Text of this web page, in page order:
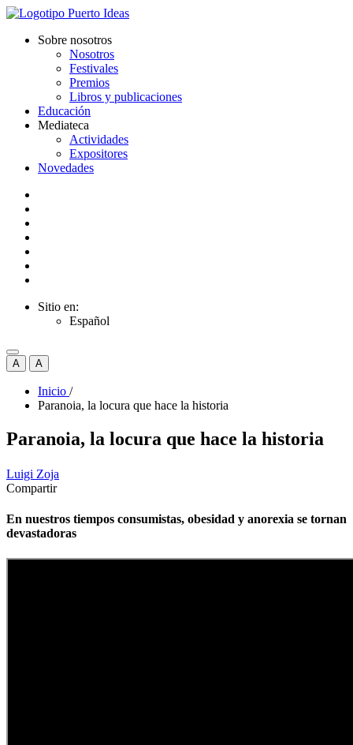
Sobre nosotros
Nosotros
Festivales
Premios
Libros y publicaciones
Educación
Mediateca
Actividades
Expositores
Novedades
Sitio en:
Español
A A
Inicio /
Paranoia, la locura que hace la historia
Paranoia, la locura que hace la historia
Luigi Zoja
Compartir
En nuestros tiempos consumistas, obesidad y anorexia se tornan
devastadoras